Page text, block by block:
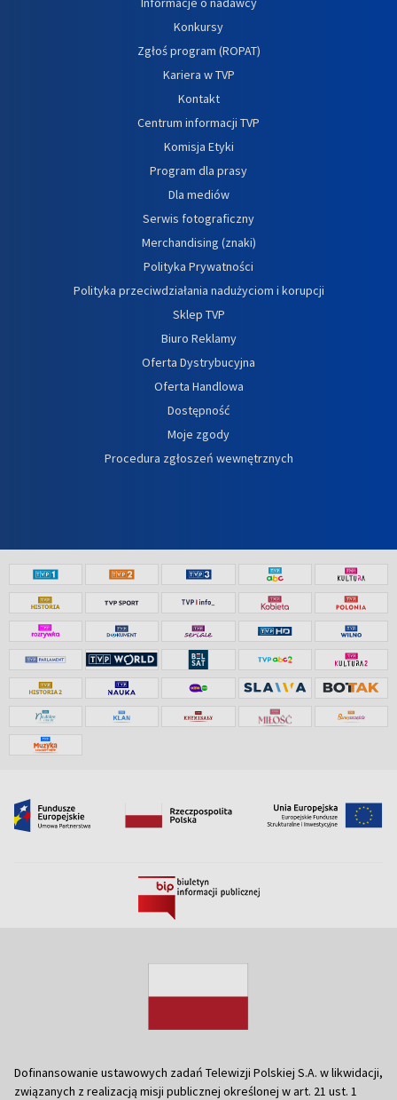
Konkursy
Zgłoś program (ROPAT)
Kariera w TVP
Kontakt
Centrum informacji TVP
Komisja Etyki
Program dla prasy
Dla mediów
Serwis fotograficzny
Merchandising (znaki)
Polityka Prywatności
Polityka przeciwdziałania nadużyciom i korupcji
Sklep TVP
Biuro Reklamy
Oferta Dystrybucyjna
Oferta Handlowa
Dostępność
Moje zgody
Procedura zgłoszeń wewnętrznych
Dofinansowanie ustawowych zadań Telewizji Polskiej S.A. w likwidacji,
związanych z realizacją misji publicznej określonej w art. 21 ust. 1